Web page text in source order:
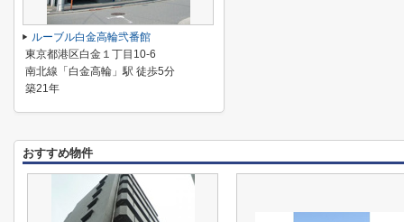
ルーブル白金高輪弐番館
東京都港区白金１丁目10-6
南北線「白金高輪」駅 徒歩5分
築21年
おすすめ物件